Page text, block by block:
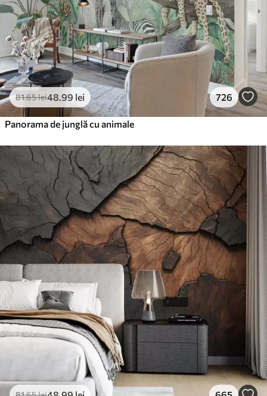
81.65lei48 .99 lei 726
Panorama de junglă cu animale